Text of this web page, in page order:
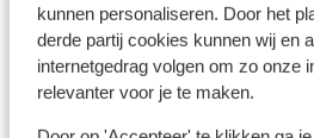
kunnen personaliseren. Door het
derde partij cookies kunnen wij en
internetgedrag volgen om zo onze
relevanter voor je te maken.
Ook interessant voor